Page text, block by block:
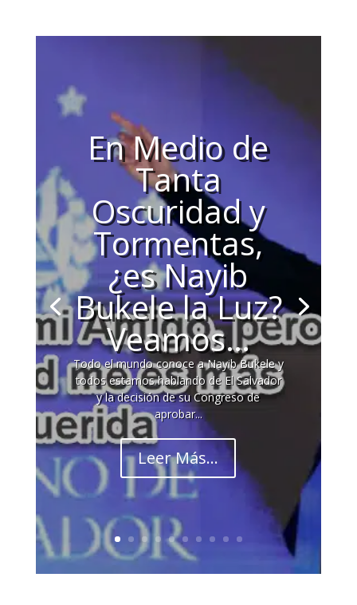
En Medio de
Tanta
Oscuridad y
Tormentas,
¿es Nayib
Bukele la Luz?
Veamos…
Todo el mundo conoce a Nayib Bukele y
todos estamos hablando de El Salvador
y la decisión de su Congreso de
aprobar...
Leer Más...